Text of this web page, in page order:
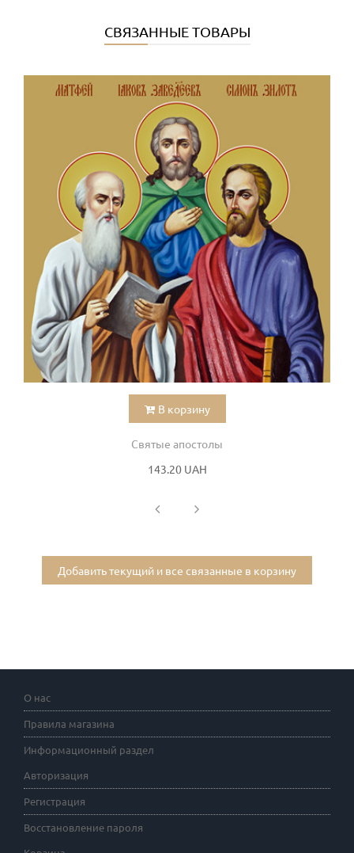
СВЯЗАННЫЕ ТОВАРЫ
В корзину
Святые апостолы
143.20 UAH
Добавить текущий и все связанные в корзину
О нас
Правила магазина
Информационный раздел
Авторизация
Регистрация
Восстановление пароля